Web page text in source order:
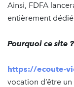
Ainsi, FDFA
entièrement
Pourquoi ce site ?
https://ecoute-
vocation d’être